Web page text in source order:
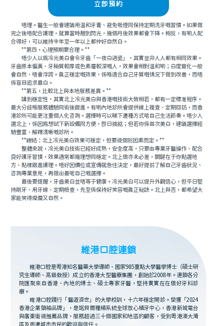
立即預約
唔理。醫生一般會建議用溫和牙膏、避免吸煙同保持定期洗牙嘅習慣。如果做
完之後唔配合護理，就算當時靚到閃光，幾個月後效果都會下降。相反，有啲人配
合得好，可以維持半年至一年以上都仲好自然白。
**第四，心理預期要合理。**
唔少人以爲冷光美白會令牙齒「一夜白過瓷」，其實並非人人都有相同效果。
牙齒原本偏黃、牙釉質較厚或色素層較深嘅人，效果會相對溫和啲；白度變化一般
會自然、唔會浮誇。真正穩定嘅效果，係喺適合自己牙質嘅情況下做到改善，而唔
係盲目追求最白。
**第五，比較北上與本地服務差異。**
講到穩定性，其實北上冷光美白與香港嘅技術大致相若，都有一定標准程序。
最大分歧喺服務體驗同術後跟進。有啲內地診所會提供線上複查、定期回訪，而香
港診所可能更注重個人化咨詢。選擇時可以睇下邊種方式啱自己生活節奏。唔少人
選北上，係因爲想試下新設備同方便，即日搞掂；但若你係首次美白，建議選擇經
驗豐富、解釋清晰嘅診所。
**總結：北上冷光美白效果可穩定，但要視個別因素而定。**
整體來說，冷光美白技術已經好成熟，安全度高，只要由專業牙醫操作、配合
良好護牙習慣，效果通常都幾理想同穩定。北上做亦未必差，關鍵在于你點選地
方、點樣跟進護理。唔好因價位或宣傳就急住決定，最好提前了解自己牙齒狀況、
咨詢專業意見，再做出最啱自己嘅選擇。
最後要提醒，牙齒美白並唔等于健康。冷光美白可以提升外觀信心，但平日堅
持刷牙、用牙線、定期檢查，先至係保持好笑容嘅真正秘訣。北上與否，都希望大
家能笑得燦爛又自然。
維港口腔連鎖
維港口腔是粵港知名醫藥大學導師、國家985重點大學醫學博士（碩士研
究生導師、高級教授）成立的香港大型醫療集團，創始於2008年。連鎖各分
院匯聚來自香港、內地的博士、碩士專家牙醫，堅持實實在在做好牙科診
療。
維港口腔踐行「醫道濟世」的大學校訓，十六年穩定開診。榮獲「2024
香港企業領袖品牌」，是諾貝爾種植系統全球放心植牙中心，香港新城電台
與廣東衛視推薦品牌，服務超過三十個國家和地區的顧客，受到粵港澳大灣